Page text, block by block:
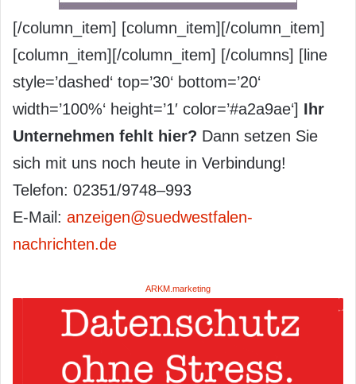
[/column_item] [column_item][/column_item]
[column_item][/column_item] [/columns] [line
style=’dashed‘ top=’30‘ bottom=’20‘
width=’100%‘ height=’1′ color=’#a2a9ae‘] Ihr
Unternehmen fehlt hier? Dann setzen Sie
sich mit uns noch heute in Verbindung!
Telefon: 02351/9748–993
E-Mail: anzeigen@suedwestfalen-
nachrichten.de
ARKM.marketing